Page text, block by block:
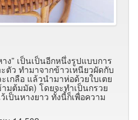
ง” เป็นเป็นอีกหนึ่งรูปแบบการ
ตัว ทำมาจากข้าวเหนียวผัดกับ
กลือ แล้วนำมาห่อด้วยใบเตย
มต้มมัด) โดยจะทำเป็นกรวย
เป็นหางยาว ทั้งนี้ก็เพื่อความ